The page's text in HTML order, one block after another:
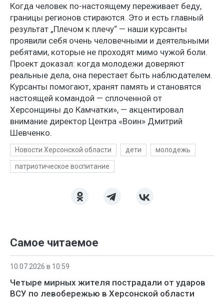
Когда человек по-настоящему переживает беду,
границы регионов стираются. Это и есть главный
результат „Плечом к плечу“ — наши курсанты
проявили себя очень человечными и деятельными
ребятами, которые не проходят мимо чужой боли.
Проект доказал: когда молодежи доверяют
реальные дела, она перестает быть наблюдателем.
Курсанты помогают, хранят память и становятся
настоящей командой — сплоченной от
Херсонщины до Камчатки», — акцентировал
внимание директор Центра «Воин» Дмитрий
Шевченко.
Новости Херсонской области дети молодежь
патриотическое воспитание
Самое читаемое
10.07.2026 в 10:59
Четыре мирных жителя пострадали от ударов
ВСУ по левобережью в Херсонской области